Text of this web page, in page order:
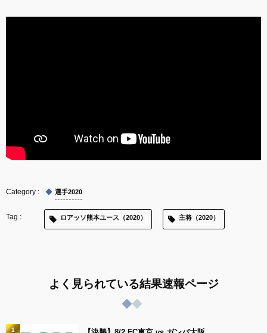
選手2020
ロアッソ熊本ユース（2020） 主将（2020）
よく見られている結果速報ページ
1